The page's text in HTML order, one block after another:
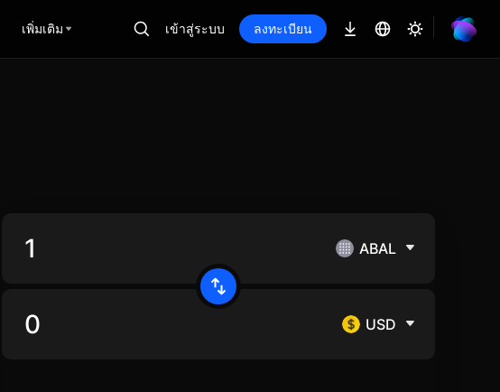
เพิ่มเติม เข้าสู่ระบบ ลงทะเบียน
ABAL
USD